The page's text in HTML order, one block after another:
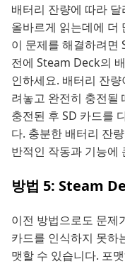
배터리 잔량에 따라
올바르게 읽는데에 더
이 문제를 해결하려면
전에 Steam Deck의
인하세요. 배터리 잔
려놓고 완전히 충전될
충전된 후 SD 카드를
다. 충분한 배터리 잔
반적인 작동과 기능에
방법 5: Steam
이전 방법으로도 문제
카드를 인식하지 못하
맷할 수 있습니다. 포